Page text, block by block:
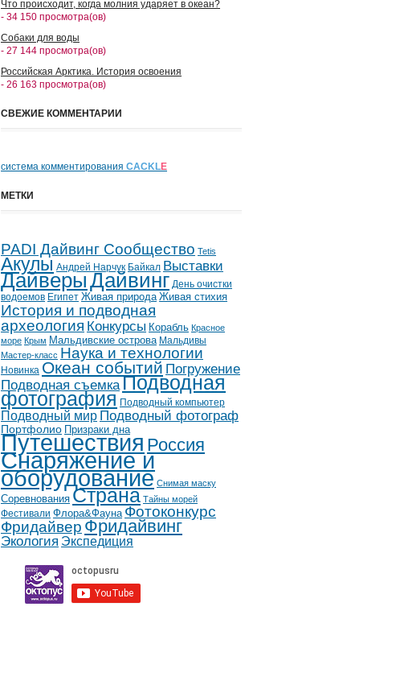
Что происходит, когда молния ударяет в океан?
- 34 150 просмотра(ов)
Собаки для воды
- 27 144 просмотра(ов)
Российская Арктика. История освоения
- 26 163 просмотра(ов)
СВЕЖИЕ КОММЕНТАРИИ
система комментирования CACKLE
МЕТКИ
PADI Дайвинг Сообщество Tetis
Акулы Андрей Нарчук Байкал Выставки
ДайверыДайвинг День очистки
водоемов Египет Живая природа Живая стихия
История и подводная
археология Конкурсы Корабль Красное
море Крым Мальдивские острова Мальдивы
Мастер-класс Наука и технологии
Новинка Океан событий Погружение
Подводная съемкаПодводная
фотография Подводный компьютер
Подводный мир Подводный фотограф
Портфолио Призраки дна
Путешествия Россия
Снаряжение и
оборудование Снимая маску
Соревнования Страна Тайны морей
Фестивали Флора&Фауна Фотоконкурс
Фридайвер Фридайвинг
Экология Экспедиция